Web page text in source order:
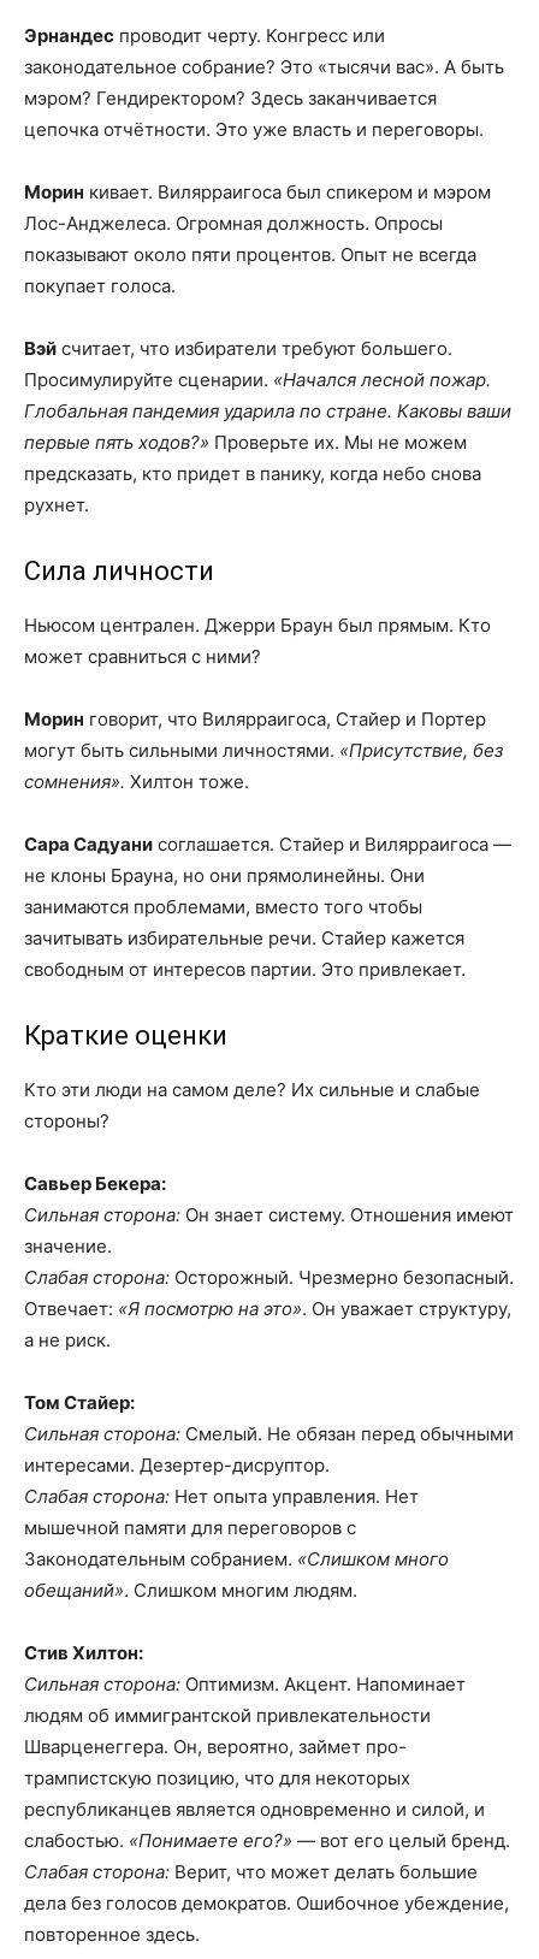
Эрнандес проводит черту. Конгресс или
законодательное собрание? Это «тысячи вас». А быть
мэром? Гендиректором? Здесь заканчивается
цепочка отчётности. Это уже власть и переговоры.
Морин кивает. Вилярраигоса был спикером и мэром
Лос-Анджелеса. Огромная должность. Опросы
показывают около пяти процентов. Опыт не всегда
покупает голоса.
Вэй считает, что избиратели требуют большего.
Просимулируйте сценарии. «Начался лесной пожар.
Глобальная пандемия ударила по стране. Каковы ваши
первые пять ходов?» Проверьте их. Мы не можем
предсказать, кто придет в панику, когда небо снова
рухнет.
Сила личности
Ньюсом централен. Джерри Браун был прямым. Кто
может сравниться с ними?
Морин говорит, что Вилярраигоса, Стайер и Портер
могут быть сильными личностями. «Присутствие, без
сомнения». Хилтон тоже.
Сара Садуани соглашается. Стайер и Вилярраигоса —
не клоны Брауна, но они прямолинейны. Они
занимаются проблемами, вместо того чтобы
зачитывать избирательные речи. Стайер кажется
свободным от интересов партии. Это привлекает.
Краткие оценки
Кто эти люди на самом деле? Их сильные и слабые
стороны?
Савьер Бекера:
Сильная сторона: Он знает систему. Отношения имеют
значение.
Слабая сторона: Осторожный. Чрезмерно безопасный.
Отвечает: «Я посмотрю на это». Он уважает структуру,
а не риск.
Том Стайер:
Сильная сторона: Смелый. Не обязан перед обычными
интересами. Дезертер-дисруптор.
Слабая сторона: Нет опыта управления. Нет
мышечной памяти для переговоров с
Законодательным собранием. «Слишком много
обещаний». Слишком многим людям.
Стив Хилтон:
Сильная сторона: Оптимизм. Акцент. Напоминает
людям об иммигрантской привлекательности
Шварценеггера. Он, вероятно, займет про-
трампистскую позицию, что для некоторых
республиканцев является одновременно и силой, и
слабостью. «Понимаете его?» — вот его целый бренд.
Слабая сторона: Верит, что может делать большие
дела без голосов демократов. Ошибочное убеждение,
повторенное здесь.